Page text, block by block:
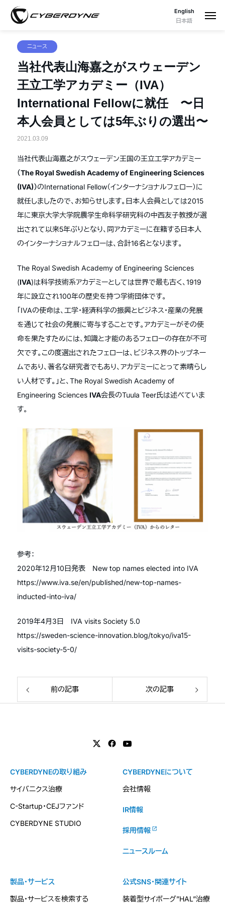
English
日本語
ニュース
当社代表山海嘉之がスウェーデン
王立工学アカデミー（IVA）
International Fellowに就任 〜日
本人会員としては5年ぶりの選出〜
2021.03.09
当社代表山海嘉之がスウェーデン王国の王立工学アカデミー
（The Royal Swedish Academy of Engineering Sciences
(IVA)）のInternational Fellow（インターナショナルフェロー）に
就任しましたので、お知らせします。日本人会員としては2015
年に東京大学大学院農学生命科学研究科の中西友子教授が選
出されて以来5年ぶりとなり、同アカデミーに在籍する日本人
のインターナショナルフェローは、合計16名となります。
The Royal Swedish Academy of Engineering Sciences
(IVA)は科学技術系アカデミーとしては世界で最も古く、1919
年に設立され100年の歴史を持つ学術団体です。
「IVAの使命は、工学・経済科学の振興とビジネス・産業の発展
を通じて社会の発展に寄与することです。アカデミーがその使
命を果たすためには、知識と才能のあるフェローの存在が不可
欠です。この度選出されたフェローは、ビジネス界のトップネー
ムであり、著名な研究者でもあり、アカデミーにとって素晴らし
い人材です。」と、The Royal Swedish Academy of
Engineering Sciences IVA会長のTuula Teer氏は述べていま
す。
参考：
2020年12月10日発表 New top names elected into IVA
https://www.iva.se/en/published/new-top-names-
inducted-into-iva/
2019年4月3日 IVA visits Society 5.0
https://sweden-science-innovation.blog/tokyo/iva15-
visits-society-5-0/
前の記事 次の記事
製品・サービス
製品・サービスを検索する
CYBERDYNEの取り組み
サイバニクス治療
C-Startup・CEJファンド
CYBERDYNE STUDIO
CYBERDYNEについて
会社情報
IR情報
採用情報
ニュースルーム
公式SNS・関連サイト
装着型サイボーグ”HAL”治療